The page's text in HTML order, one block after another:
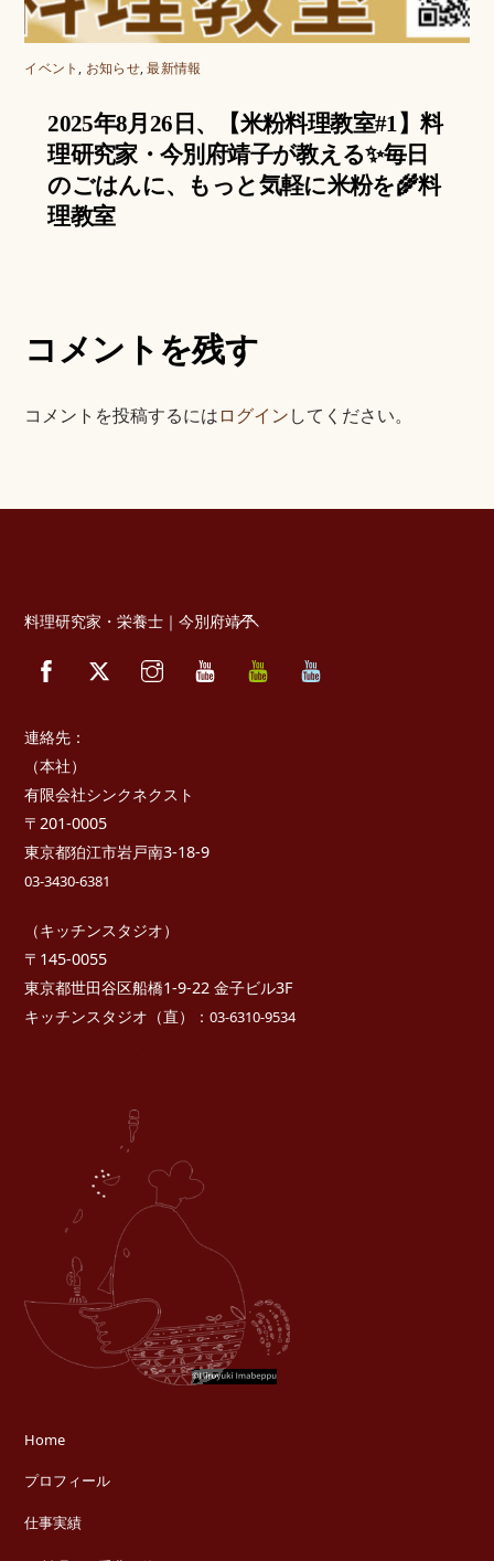
イベント , お知らせ,最新情報
2025年8月26日、【米粉料理教室#1】料
理研究家・今別府靖子が教える✨毎日
のごはんに、もっと気軽に米粉を🌾料
理教室
コメントを残す
コメントを投稿するにはログインしてください。
Back
Top
料理研究家・栄養士｜今別府靖子
FacebookTwitter InstagramYouTube
連絡先：
（本社）
有限会社シンクネクスト
〒201-0005
東京都狛江市岩戸南3-18-9
03-3430-6381
（キッチンスタジオ）
〒145-0055
東京都世田谷区船橋1-9-22 金子ビル3F
キッチンスタジオ（直）：03-6310-9534
Home
プロフィール
仕事実績